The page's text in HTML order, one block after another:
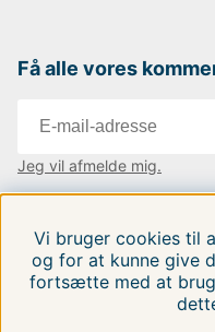
FILTRERA
Få alle vores
Jeg vil afmelde mig.
Følg os på vores
Vi bruger cookies til
og for at kunne give
fortsætte med at